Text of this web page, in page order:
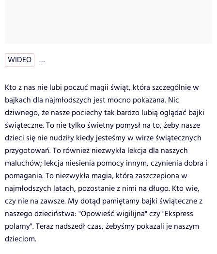
WIDEO …
Kto z nas nie lubi poczuć magii świąt, która szczególnie w
bajkach dla najmłodszych jest mocno pokazana. Nic
dziwnego, że nasze pociechy tak bardzo lubią oglądać bajki
świąteczne. To nie tylko świetny pomysł na to, żeby nasze
dzieci się nie nudziły kiedy jesteśmy w wirze świątecznych
przygotowań. To również niezwykła lekcja dla naszych
maluchów; lekcja niesienia pomocy innym, czynienia dobra i
pomagania. To niezwykła magia, która zaszczepiona w
najmłodszych latach, pozostanie z nimi na długo. Kto wie,
czy nie na zawsze. My dotąd pamiętamy bajki świąteczne z
naszego dzieciństwa: "Opowieść wigilijna" czy "Ekspress
polarny". Teraz nadszedł czas, żebyśmy pokazali je naszym
dzieciom.